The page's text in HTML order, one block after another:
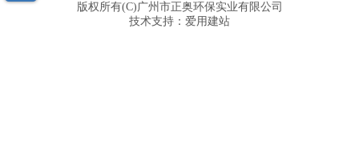
版权所有(C)广州市正奥环保实业有限公司
技术支持： 爱用建站